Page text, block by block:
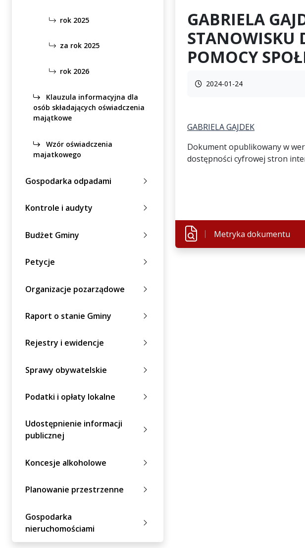
rok 2025
za rok 2025
rok 2026
Klauzula informacyjna dla
osób składających oświadczenia
majątkowe
Wzór oświadczenia
majatkowego
Gospodarka odpadami
Kontrole i audyty
Budżet Gminy
Petycje
Organizacje pozarządowe
Raport o stanie Gminy
Rejestry i ewidencje
Sprawy obywatelskie
Podatki i opłaty lokalne
Udostępnienie informacji
publicznej
Koncesje alkoholowe
Planowanie przestrzenne
Gospodarka
nieruchomościami
GABRIELA
STANOWISKU
POMOCY
2024-01-24
GABRIELA GAJDEK
Dokument opublikowany w
dostępności cyfrowej stron
Metryka dokumentu